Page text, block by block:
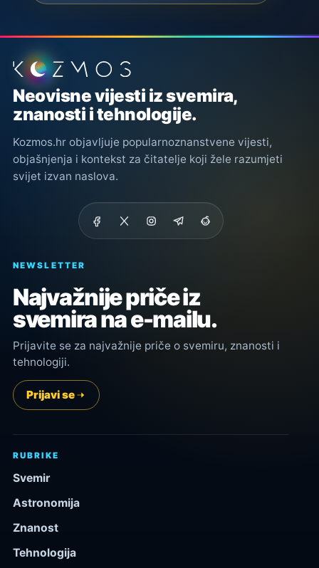
Podnožje stranice
Neovisne vijesti iz svemira,
znanosti i tehnologije.
Kozmos.hr objavljuje popularnoznanstvene vijesti,
objašnjenja i kontekst za čitatelje koji žele razumjeti
svijet izvan naslova.
NEWSLETTER
Najvažnije priče iz
svemira na e-mailu.
Prijavite se za najvažnije priče o svemiru, znanosti i
tehnologiji.
Prijavi se
RUBRIKE
Svemir
Astronomija
Znanost
Tehnologija